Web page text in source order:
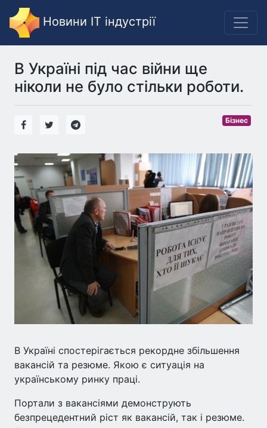
Новини IT індустрії
В Україні під час війни ще
ніколи не було стільки роботи.
Бізнес
В Україні спостерігається рекордне збільшення
вакансій та резюме. Якою є ситуація на
українському ринку праці.
Портали з вакансіями демонструють
безпрецедентний ріст як вакансій, так і резюме.